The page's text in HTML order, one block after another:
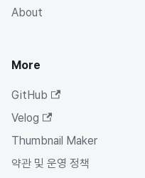
About
More
GitHub
Velog
Thumbnail Maker
약관 및 운영 정책